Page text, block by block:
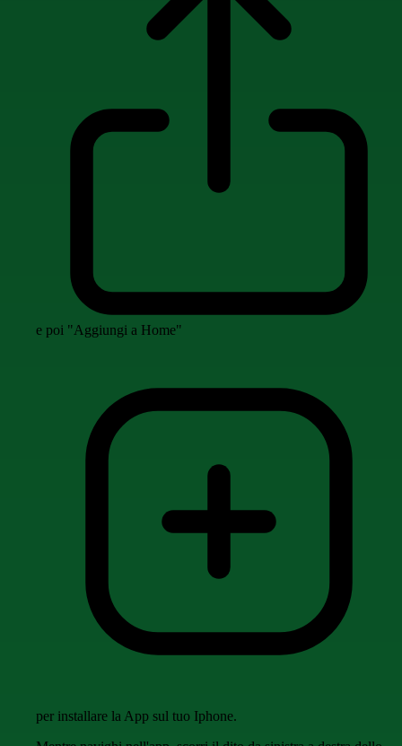
e poi "Aggiungi a Home"
per installare la App sul tuo Iphone.